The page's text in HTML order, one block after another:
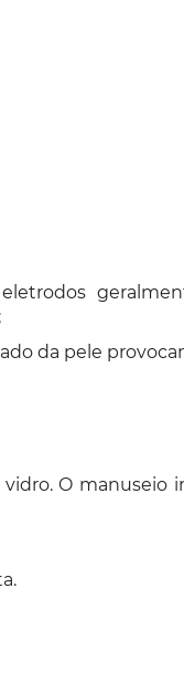
da pele
O